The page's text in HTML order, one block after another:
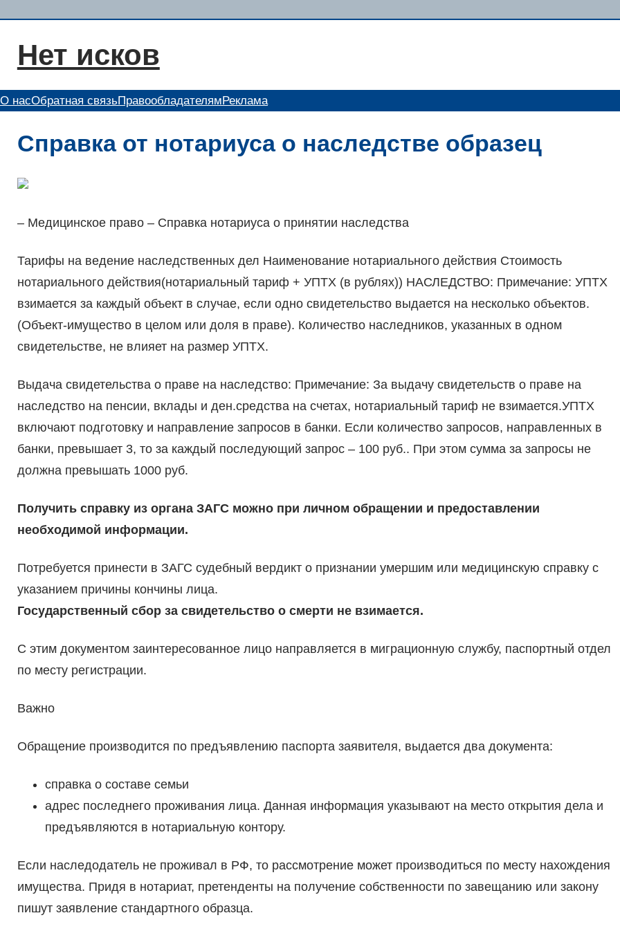
содержимому
Нет исков
О насОбратная связьПравообладателям Реклама
Справка от нотариуса о наследстве образец
– Медицинское право – Справка нотариуса о принятии наследства
Тарифы на ведение наследственных дел Наименование нотариального действия Стоимость
нотариального действия(нотариальный тариф + УПТХ (в рублях)) НАСЛЕДСТВО: Примечание: УПТХ
взимается за каждый объект в случае, если одно свидетельство выдается на несколько объектов.
(Объект-имущество в целом или доля в праве). Количество наследников, указанных в одном
свидетельстве, не влияет на размер УПТХ.
Выдача свидетельства о праве на наследство: Примечание: За выдачу свидетельств о праве на
наследство на пенсии, вклады и ден.средства на счетах, нотариальный тариф не взимается.УПТХ
включают подготовку и направление запросов в банки. Если количество запросов, направленных в
банки, превышает 3, то за каждый последующий запрос – 100 руб.. При этом сумма за запросы не
должна превышать 1000 руб.
Получить справку из органа ЗАГС можно при личном обращении и предоставлении
необходимой информации.
Потребуется принести в ЗАГС судебный вердикт о признании умершим или медицинскую справку с
указанием причины кончины лица.
Государственный сбор за свидетельство о смерти не взимается.
С этим документом заинтересованное лицо направляется в миграционную службу, паспортный отдел
по месту регистрации.
Важно
Обращение производится по предъявлению паспорта заявителя, выдается два документа:
справка о составе семьи
адрес последнего проживания лица. Данная информация указывают на место открытия дела и
предъявляются в нотариальную контору.
Если наследодатель не проживал в РФ, то рассмотрение может производиться по месту нахождения
имущества. Придя в нотариат, претенденты на получение собственности по завещанию или закону
пишут заявление стандартного образца.